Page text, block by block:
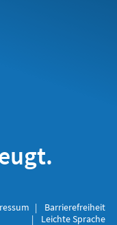
Barrierefreiheit
Leichte Sprache